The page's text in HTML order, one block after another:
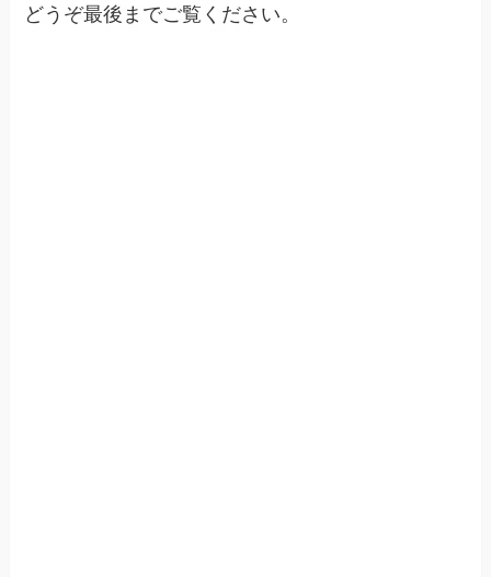
どうぞ最後までご覧ください。